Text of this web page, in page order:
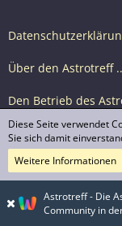
Über den Astrotreff
Den Betrieb des
sofern für
Astrotreff - Die
Community in
Diese Seite verwendet
Sie sich damit
Weitere Informationen